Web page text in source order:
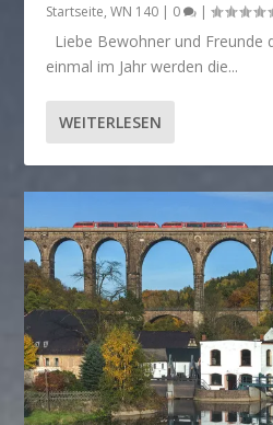
Startseite,WN 140 | 0 |
Liebe Bewohner und Freunde
einmal im Jahr werden die...
WEITERLESEN